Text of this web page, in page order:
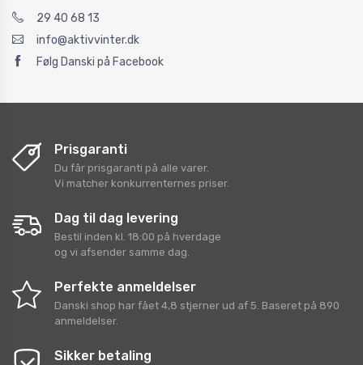
29 40 68 13
info@aktivvinter.dk
Følg Danski på Facebook
Prisgaranti
Du får prisgaranti på alle varer.
Vi matcher konkurrenternes priser.
Dag til dag levering
Bestil inden kl. 18:00 på hverdage
og vi afsender samme dag.
Perfekte anmeldelser
Danski shop har fået 4,8 stjerner ud af 5. Baseret på 890
anmeldelser.
Sikker betaling